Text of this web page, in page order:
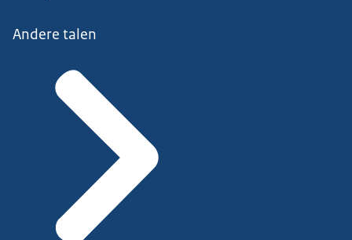
Andere talen